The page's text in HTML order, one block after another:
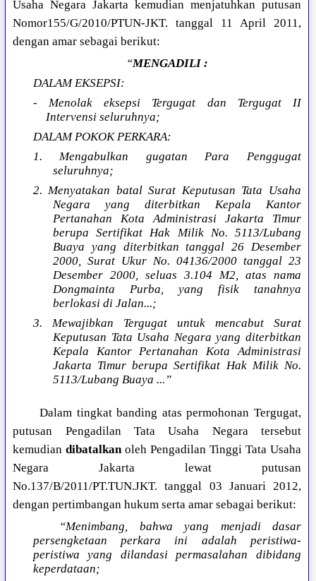
Usaha Negara Jakarta kemudian menjatuhkan putusan
Nomor155/G/2010/PTUN-JKT. tanggal 11 April 2011,
dengan amar sebagai berikut:
“MENGADILI :
DALAM EKSEPSI:
- Menolak eksepsi Tergugat dan Tergugat II
Intervensi seluruhnya;
DALAM POKOK PERKARA:
1. Mengabulkan gugatan Para Penggugat
seluruhnya;
2. Menyatakan batal Surat Keputusan Tata Usaha
Negara yang diterbitkan Kepala Kantor
Pertanahan Kota Administrasi Jakarta Timur
berupa Sertifikat Hak Milik No. 5113/Lubang
Buaya yang diterbitkan tanggal 26 Desember
2000, Surat Ukur No. 04136/2000 tanggal 23
Desember 2000, seluas 3.104 M2, atas nama
Dongmainta Purba, yang fisik tanahnya
berlokasi di Jalan...;
3. Mewajibkan Tergugat untuk mencabut Surat
Keputusan Tata Usaha Negara yang diterbitkan
Kepala Kantor Pertanahan Kota Administrasi
Jakarta Timur berupa Sertifikat Hak Milik No.
5113/Lubang Buaya ...”
Dalam tingkat banding atas permohonan Tergugat,
putusan Pengadilan Tata Usaha Negara tersebut
kemudiandibatalkanoleh Pengadilan Tinggi Tata Usaha
Negara Jakarta lewat putusan
No.137/B/2011/PT.TUN.JKT. tanggal 03 Januari 2012,
dengan pertimbangan hukum serta amar sebagai berikut:
“Menimbang, bahwa yang menjadi dasar
persengketaan perkara ini adalah peristiwa-
peristiwa yang dilandasi permasalahan dibidang
keperdataan;